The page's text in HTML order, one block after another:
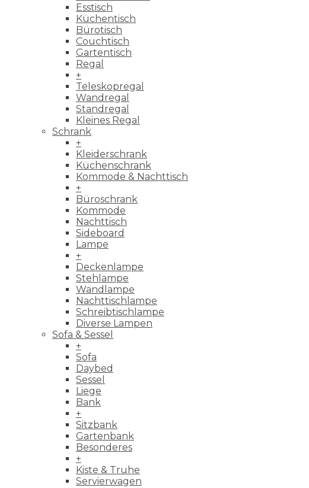
Esstisch
Küchentisch
Bürotisch
Couchtisch
Gartentisch
Regal
+
Teleskopregal
Wandregal
Standregal
Kleines Regal
Schrank
+
Kleiderschrank
Küchenschrank
Kommode & Nachttisch
+
Büroschrank
Kommode
Nachttisch
Sideboard
Lampe
+
Deckenlampe
Stehlampe
Wandlampe
Nachttischlampe
Schreibtischlampe
Diverse Lampen
Sofa & Sessel
+
Sofa
Daybed
Sessel
Liege
Bank
+
Sitzbank
Gartenbank
Besonderes
+
Kiste & Truhe
Servierwagen